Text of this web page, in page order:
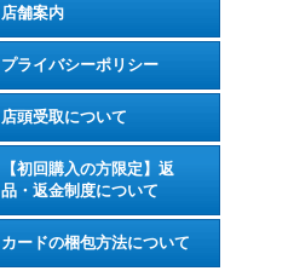
店舗案内
プライバシーポリシー
店頭受取について
【初回購入の方限定】返
品・返金制度について
カードの梱包方法について